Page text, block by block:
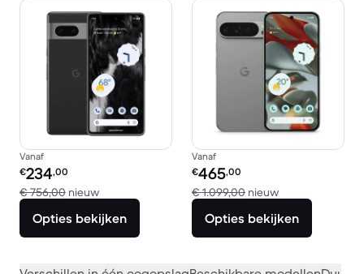
Vanaf
Refurbished prijs:
€234,00
€ 756,00 nieuwVergeleken met € 756,00 nieuw
Opties bekijken
Vanaf
Refurbished prijs:
€465,00
€ 1.099,00 nieuwVergeleken met
Opties bekijken